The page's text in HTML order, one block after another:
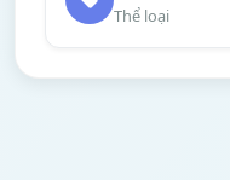
Thể loại